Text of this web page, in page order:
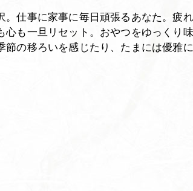
。仕事に家事に毎日頑張るあなた。疲れ
心も一旦リセット。おやつをゆっくり味
節の移ろいを感じたり、たまには優雅に